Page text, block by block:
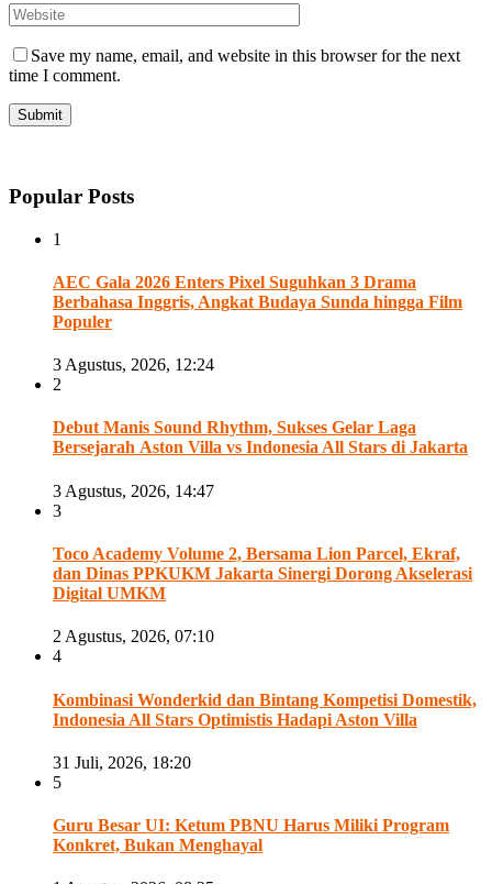
Save my name, email, and website in this browser for the next
time I comment.
Popular Posts
1
AEC Gala 2026 Enters Pixel Suguhkan 3 Drama
Berbahasa Inggris, Angkat Budaya Sunda hingga Film
Populer
3 Agustus, 2026, 12:24
2
Debut Manis Sound Rhythm, Sukses Gelar Laga
Bersejarah Aston Villa vs Indonesia All Stars di Jakarta
3 Agustus, 2026, 14:47
3
Toco Academy Volume 2, Bersama Lion Parcel, Ekraf,
dan Dinas PPKUKM Jakarta Sinergi Dorong Akselerasi
Digital UMKM
2 Agustus, 2026, 07:10
4
Kombinasi Wonderkid dan Bintang Kompetisi Domestik,
Indonesia All Stars Optimistis Hadapi Aston Villa
31 Juli, 2026, 18:20
5
Guru Besar UI: Ketum PBNU Harus Miliki Program
Konkret, Bukan Menghayal